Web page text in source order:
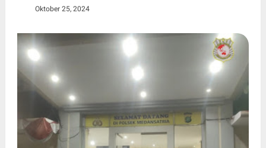
Oktober 25, 2024